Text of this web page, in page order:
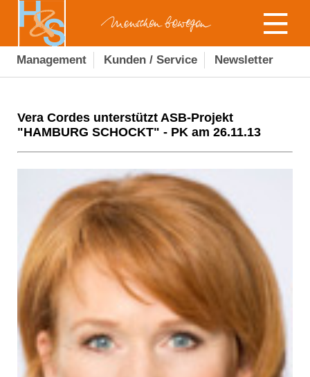
Management Kunden / Service Newsletter
Vera Cordes unterstützt ASB-Projekt
"HAMBURG SCHOCKT" - PK am 26.11.13